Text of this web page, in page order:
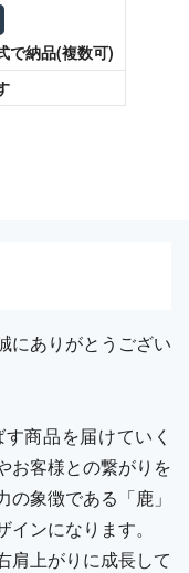
で納品(複数可)
にありがとうござい
商品を届けていく
お客様との繋がりを
象徴である「鹿」
ンになります。
肩上がりに成長して